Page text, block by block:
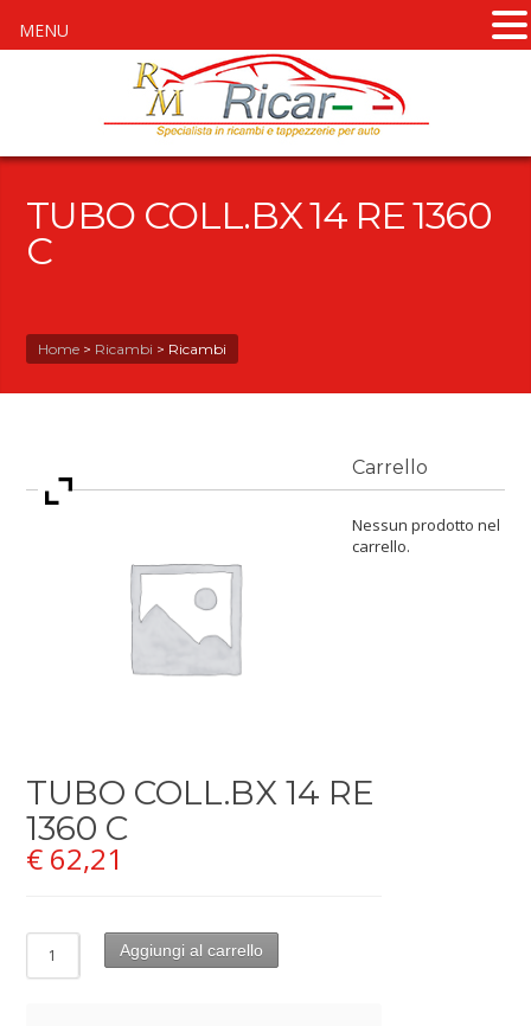
TUBO COLL.BX 14 RE 1360
C
Home > Ricambi > Ricambi
TUBO COLL.BX 14 RE
1360 C
€ 62,21
Aggiungi al carrello
Carrello
Nessun prodotto nel
carrello.
MENU